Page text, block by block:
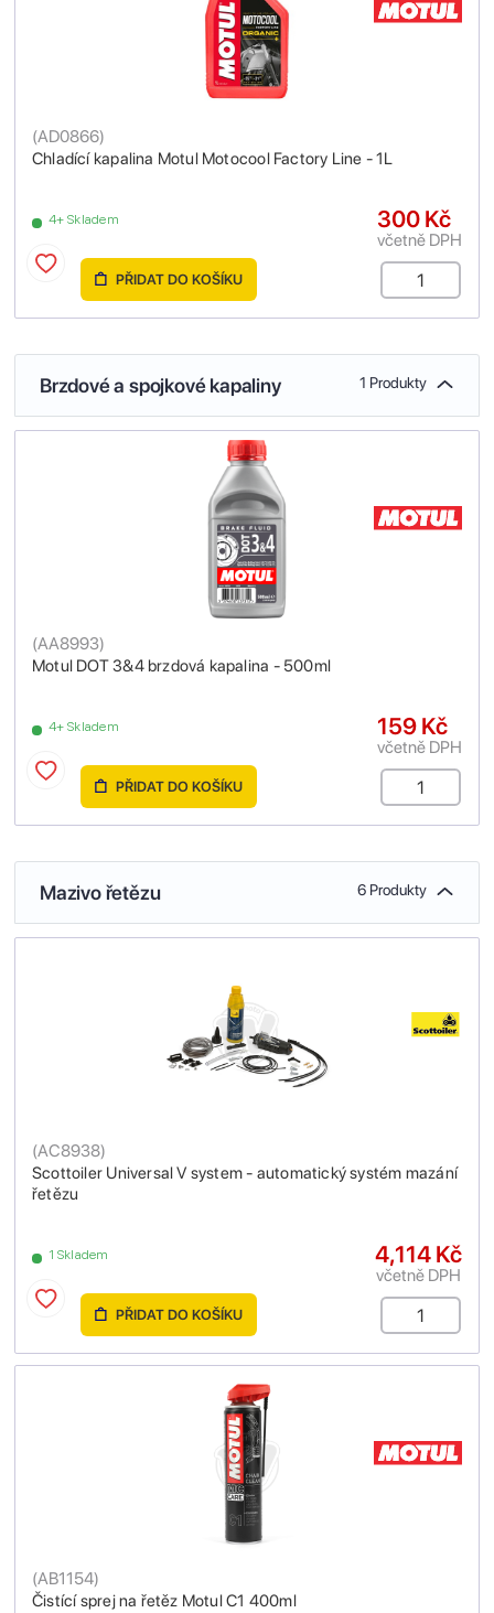
Chladící kapalina Motul Motocool Factory Line - 1L
(AD0866)
4+ Skladem 300 Kč
včetně DPH
PŘIDAT DO KOŠÍKU
Brzdové a spojkové kapaliny 1 Produkty
Motul DOT 3&4 brzdová kapalina - 500ml
(AA8993)
4+ Skladem 159 Kč
včetně DPH
PŘIDAT DO KOŠÍKU
Mazivo řetězu 6 Produkty
Scottoiler Universal V system - automatický systém mazání
řetězu
(AC8938)
1 Skladem 4,114 Kč
včetně DPH
PŘIDAT DO KOŠÍKU
Čistící sprej na řetěz Motul C1 400ml
(AB1154)